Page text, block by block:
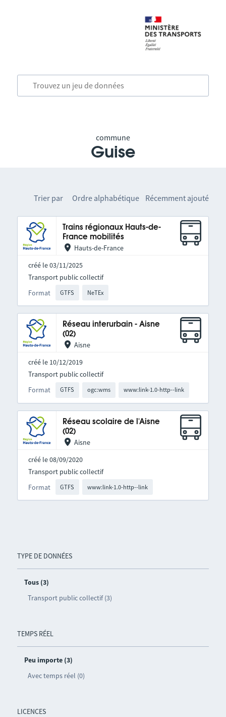
commune
Guise
TYPE DE DONNÉES
Tous (3)
Transport public collectif (3)
TEMPS RÉEL
Peu importe (3)
Avec temps réel (0)
LICENCES
Trier par Ordre alphabétique Récemment ajouté
Trains régionaux Hauts-de-
France mobilités
Hauts-de-France
créé le 03/11/2025
Format GTFS NeTEx
Transport public collectif
Réseau interurbain - Aisne
(02)
Aisne
créé le 10/12/2019
Format GTFS ogc:wms www:link-1.0-http--link
Transport public collectif
Réseau scolaire de l'Aisne
(02)
Aisne
créé le 08/09/2020
Format GTFS www:link-1.0-http--link
Transport public collectif